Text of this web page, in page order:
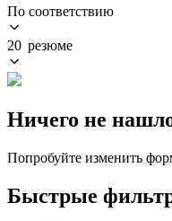
По соответствию
20 резюме
Ничего не
Попробуйте изменить
Быстрые